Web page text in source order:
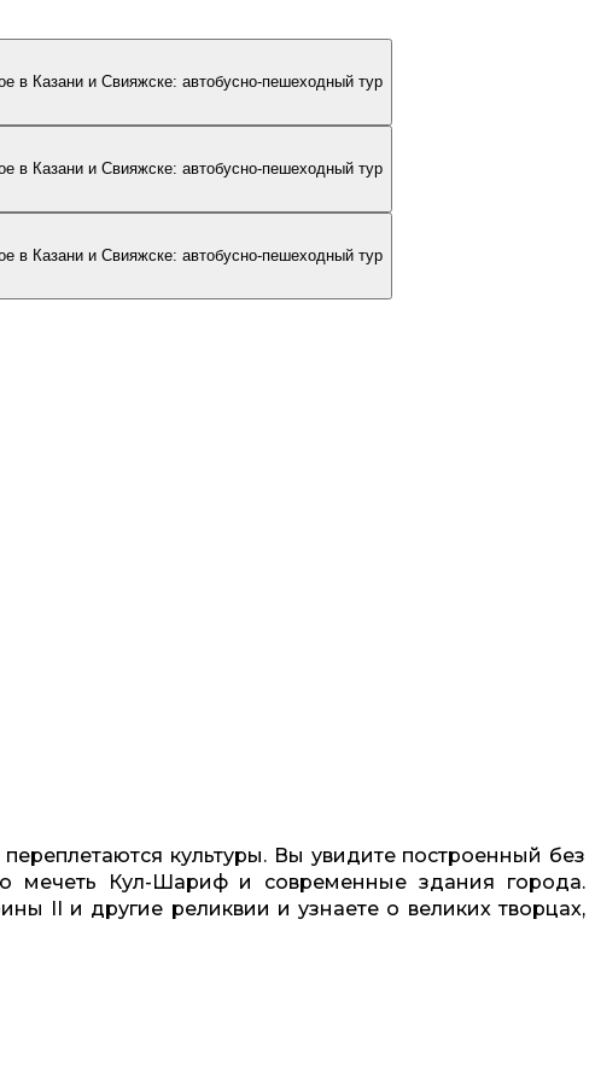
культуры. Вы увидите построенный без
мечеть Кул-Шариф и современные здания города.
II и другие реликвии и узнаете о великих творцах,